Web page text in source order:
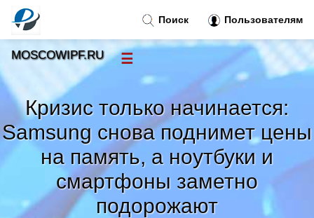
Кризис только начинается:
Samsung снова поднимет цены
на память, а ноутбуки и
смартфоны заметно
подорожают
Поиск Пользователям
MOSCOWIPF.RU ☰
Тренды новостей»
Рубрики »
Правила »